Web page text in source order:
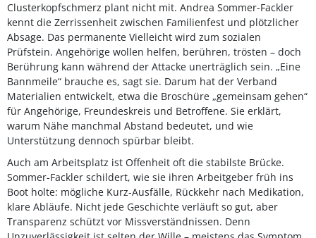
Clusterkopfschmerz plant nicht mit. Andrea Sommer-Fackler
kennt die Zerrissenheit zwischen Familienfest und plötzlicher
Absage. Das permanente Vielleicht wird zum sozialen
Prüfstein. Angehörige wollen helfen, berühren, trösten – doch
Berührung kann während der Attacke unerträglich sein. „Eine
Bannmeile“ brauche es, sagt sie. Darum hat der Verband
Materialien entwickelt, etwa die Broschüre „gemeinsam gehen“
für Angehörige, Freundeskreis und Betroffene. Sie erklärt,
warum Nähe manchmal Abstand bedeutet, und wie
Unterstützung dennoch spürbar bleibt.
Auch am Arbeitsplatz ist Offenheit oft die stabilste Brücke.
Sommer-Fackler schildert, wie sie ihren Arbeitgeber früh ins
Boot holte: mögliche Kurz-Ausfälle, Rückkehr nach Medikation,
klare Abläufe. Nicht jede Geschichte verläuft so gut, aber
Transparenz schützt vor Missverständnissen. Denn